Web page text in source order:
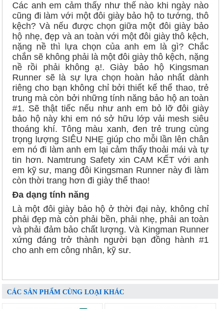
Các anh em cảm thấy như thế nào khi ngày nào
cũng đi làm với một đôi giày bảo hộ to tướng, thô
kệch? Và nếu được chọn giữa một đôi giày bảo
hộ nhẹ, đẹp và an toàn với một đôi giày thô kệch,
nặng nề thì lựa chọn của anh em là gì? Chắc
chắn sẽ không phải là một đôi giày thô kệch, nặng
nề rồi phải không ạ!. Giày bảo hộ Kingsman
Runner sẽ là sự lựa chọn hoàn hảo nhất dành
riêng cho bạn không chỉ bởi thiết kế thể thao, trẻ
trung mà còn bởi những tính năng bảo hộ an toàn
#1. Sẽ thật tiếc nếu như anh em bỏ lỡ đôi giày
bảo hộ này khi em nó sở hữu lớp vải mesh siêu
thoáng khí. Tông màu xanh, đen trẻ trung cùng
trọng lượng SIÊU NHẸ giúp cho mỗi lần lên chân
em nó đi làm anh em lại cảm thấy thoải mái và tự
tin hơn. Namtrung Safety xin CAM KẾT với anh
em kỹ sư, mang đôi Kingsman Runner này đi làm
còn thời trang hơn đi giày thể thao!
Đa dạng tính năng
Là một đôi giày bảo hộ ở thời đại này, không chỉ
phải đẹp mà còn phải bền, phải nhẹ, phải an toàn
và phải đảm bảo chất lượng. Và Kingman Runner
xứng đáng trở thành người bạn đồng hành #1
cho anh em công nhân, kỹ sư.
CÁC SẢN PHẨM CÙNG LOẠI KHÁC